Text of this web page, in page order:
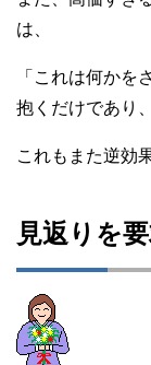
は、
「これは何かを
抱くだけであり、
これもまた逆効
見返りを